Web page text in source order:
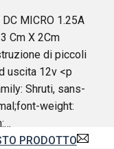
MICRO 1.25A
Cm X 2Cm
di piccoli
uscita 12v <p
Shruti, sans-
weight:
PRODOTTO